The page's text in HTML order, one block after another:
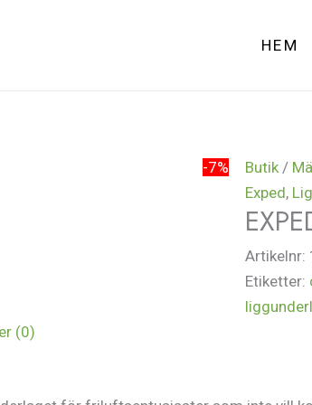
HEM
-7% Butik /
Exped,
Artikelnr:
Etiketter:
(0)